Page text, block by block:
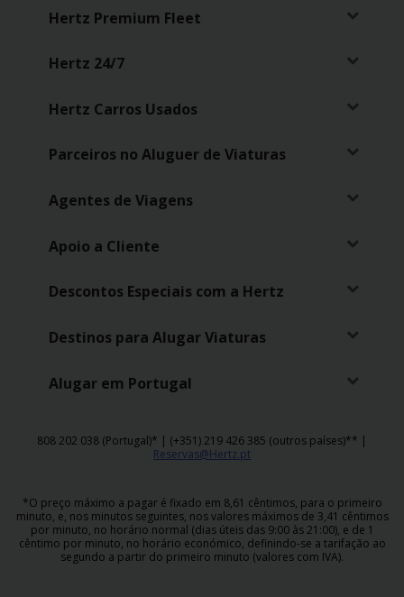
Alugueres
Mensais
Gold+
Hertz Premium Fleet
Hertz 24/7
Hertz Carros Usados
Parceiros no Aluguer de Viaturas
Agentes de Viagens
Apoio a Cliente
Descontos Especiais com a Hertz
Destinos para Alugar Viaturas
Alugar em Portugal
808 202 038 (Portugal)* | (+351) 219 426 385 (outros países)** |
Reservas@Hertz.pt
*O preço máximo a pagar é fixado em 8,61 cêntimos, para o primeiro
minuto, e, nos minutos seguintes, nos valores máximos de 3,41 cêntimos
por minuto, no horário normal (dias úteis das 9:00 às 21:00), e de 1
cêntimo por minuto, no horário económico, definindo-se a tarifação ao
segundo a partir do primeiro minuto (valores com IVA).